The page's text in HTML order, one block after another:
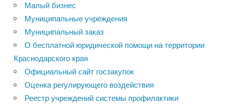
Малый бизнес
Муниципальные учреждения
Муниципальный заказ
О бесплатной юридической помощи на территории
Краснодарского края
Официальный сайт госзакупок
Оценка регулирующего воздействия
Реестр учреждений системы профилактики